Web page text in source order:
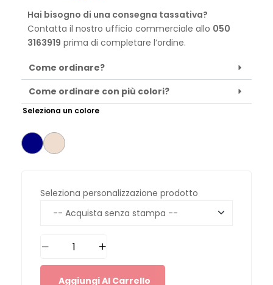
Hai bisogno di una consegna tassativa?
Contatta il nostro ufficio commerciale allo 050
3163919 prima di completare l’ordine.
Come ordinare?
Come ordinare con più colori?
Seleziona un colore
Seleziona personalizzazione prodotto
Aggiungi Al Carrello